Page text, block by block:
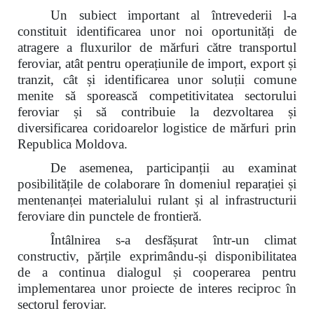
Un subiect important al întrevederii l-a
constituit identificarea unor noi oportunități de
atragere a fluxurilor de mărfuri către transportul
feroviar, atât pentru operațiunile de import, export și
tranzit, cât și identificarea unor soluții comune
menite să sporească competitivitatea sectorului
feroviar și să contribuie la dezvoltarea și
diversificarea coridoarelor logistice de mărfuri prin
Republica Moldova.
De asemenea, participanții au examinat
posibilitățile de colaborare în domeniul reparației și
mentenanței materialului rulant și al infrastructurii
feroviare din punctele de frontieră.
Întâlnirea s-a desfășurat într-un climat
constructiv, părțile exprimându-și disponibilitatea
de a continua dialogul și cooperarea pentru
implementarea unor proiecte de interes reciproc în
sectorul feroviar.